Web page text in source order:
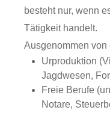
besteht nur, wenn
Tätigkeit handelt.
Ausgenommen
Urproduktion
Jagdwesen,
Freie Berufe
Notare,